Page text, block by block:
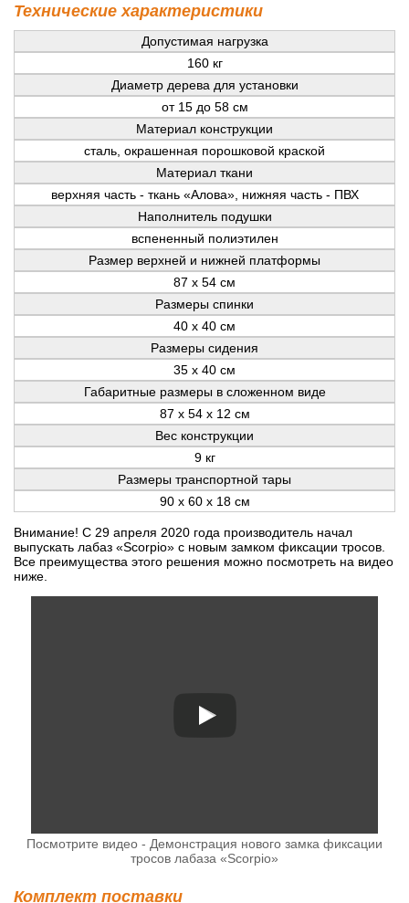
Технические характеристики
Допустимая нагрузка
160 кг
Диаметр дерева для установки
от 15 до 58 см
Материал конструкции
сталь, окрашенная порошковой краской
Материал ткани
верхняя часть - ткань «Алова», нижняя часть - ПВХ
Наполнитель подушки
вспененный полиэтилен
Размер верхней и нижней платформы
87 x 54 см
Размеры спинки
40 x 40 см
Размеры сидения
35 x 40 см
Габаритные размеры в сложенном виде
87 x 54 x 12 см
Вес конструкции
9 кг
Размеры транспортной тары
90 x 60 x 18 см
Внимание! С 29 апреля 2020 года производитель начал
выпускать лабаз «Scorpio» с новым замком фиксации тросов.
Все преимущества этого решения можно посмотреть на видео
ниже.
Посмотрите видео - Демонстрация нового замка фиксации
тросов лабаза «Scorpio»
Комплект поставки